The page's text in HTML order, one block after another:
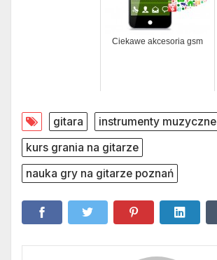
Ciekawe akcesoria gsm
gitara
instrumenty muzyczne
kurs grania na gitarze
nauka gry na gitarze poznań